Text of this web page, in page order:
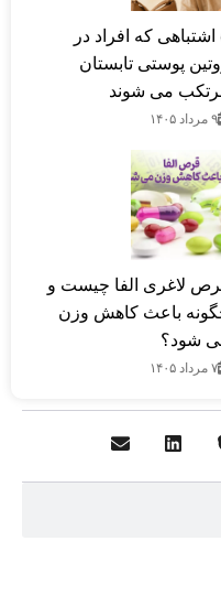
۵ اشتباهی که افراد در
پوستی تابستان
می‌ شوند
۹ مرداد ۱۴۰۵
لاغری الفا چیست و
باعث کاهش وزن
شود؟
۷ مرداد ۱۴۰۵